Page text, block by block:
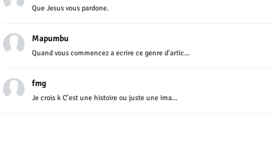
Que Jesus vous pardone.
Mapumbu
Quand vous commencez a ecrire ce genre d'artic...
fmg
Je crois k C'est une histoire ou juste une ima...